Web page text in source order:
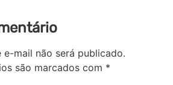
e-mail não será publicado.
são marcados com *